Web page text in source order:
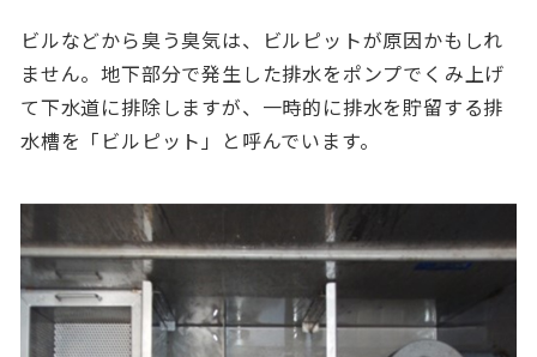
ビルなどから臭う臭気は、ビルピットが原因かもしれ
ません。地下部分で発生した排水をポンプでくみ上げ
て下水道に排除しますが、一時的に排水を貯留する排
水槽を「ビルピット」と呼んでいます。